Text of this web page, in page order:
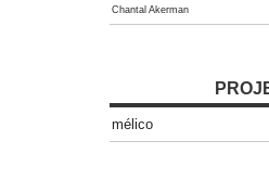
Chantal Akerman
mélico